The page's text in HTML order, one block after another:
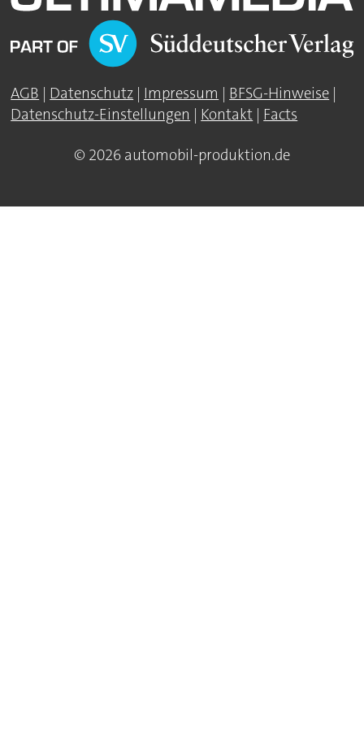
AGB | Datenschutz | Impressum | BFSG-Hinweise |
Datenschutz-Einstellungen | Kontakt | Facts
© 2026 automobil-produktion.de